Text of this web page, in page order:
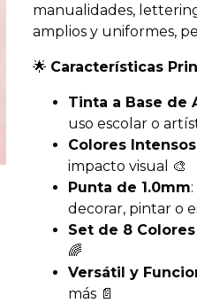
manualidades,
amplios y uniformes,
🌟 Características
Tinta a Base de
uso escolar o
Colores
impacto visual 🎨
Punta de 1.0mm
decorar, pintar o
Set de 8
🌈
Versátil y
más 📄